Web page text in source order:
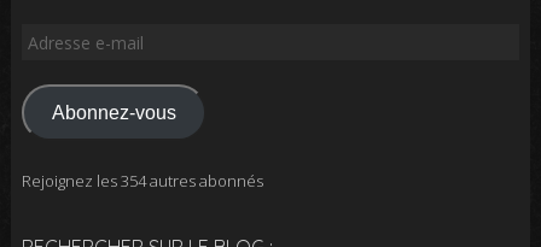
Adresse
mail
Abonnez-vous
Rejoignez les 354 autres abonnés